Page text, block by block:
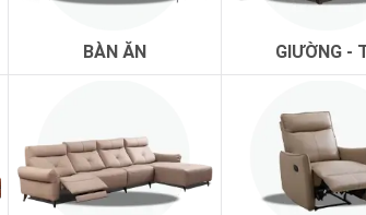
bàn ghế dùng cho việc tiếp đón khách và tạo
một không gian thoải mái cho những vị
nơi để gia đình quây quần sau những giờ làm
đây còn là một bộ bàn ghế thích hợp cho
đến cho phong thủy phòng khách cũng
bảo giá trị phong thủy tốt thì cũng đảm bảo
BÀN ĂN GIƯỜNG -